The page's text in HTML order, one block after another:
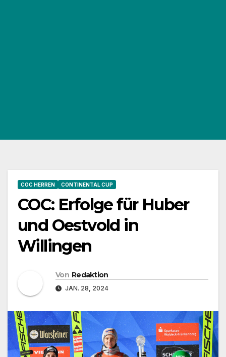
COC HERREN CONTINENTAL CUP
COC: Erfolge für Huber
und Oestvold in
Willingen
Von Redaktion
JAN. 28, 2024